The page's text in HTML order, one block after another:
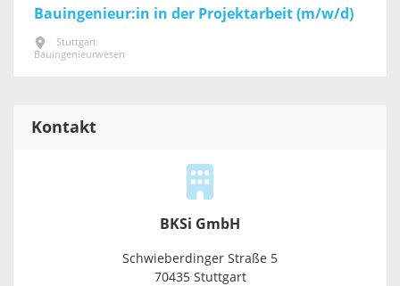
Bauingenieur:in in der Projektarbeit (m/w/d)
Stuttgart
Bauingenieurwesen
Kontakt
BKSi GmbH
Schwieberdinger Straße 5
70435 Stuttgart